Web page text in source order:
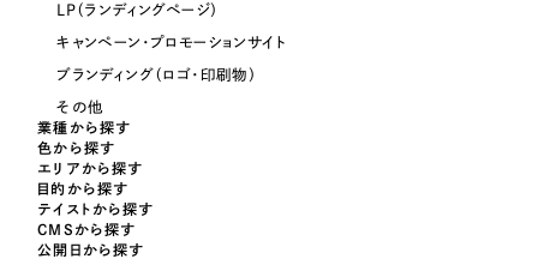
パープル・紫色
ピンク・桃色
カラフル・多色
LP（ランディングページ）
キャンペーン・プロモーションサイト
ブランディング（ロゴ・印刷物）
その他
業種から探す
色から探す
エリアから探す
目的から探す
テイストから探す
CMSから探す
公開日から探す